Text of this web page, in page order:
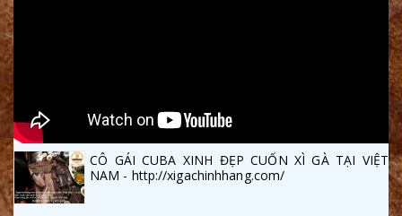
CÔ GÁI CUBA XINH ĐẸP CUỐN XÌ GÀ TẠI VIỆT
NAM - http://xigachinhhang.com/